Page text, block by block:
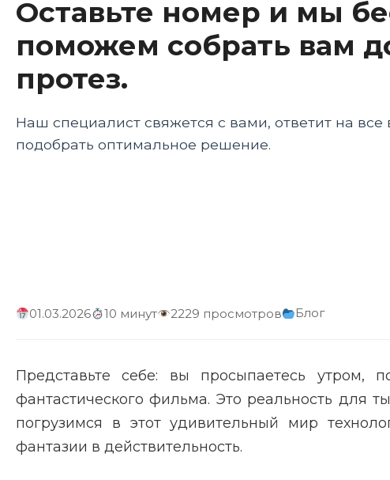
Интеграция с другими инновационными
Оставьте номер и мы
поможем собрать вам
протез.
Наш специалист свяжется с вами, ответит на
подобрать оптимальное решение.
01.03.2026 10 минут 2229 просмотров Блог
Представьте себе: вы просыпаетесь утром,
фантастического фильма. Это реальность для
погрузимся в этот удивительный мир
фантазии в действительность.